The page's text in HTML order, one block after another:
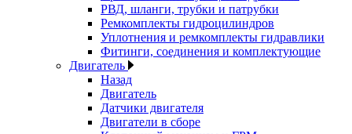
РВД, шланги, трубки и патрубки
Ремкомплекты гидроцилиндров
Уплотнения и ремкомплекты гидравлики
Фитинги, соединения и комплектующие
Двигатель
Назад
Двигатель
Датчики двигателя
Двигатели в сборе